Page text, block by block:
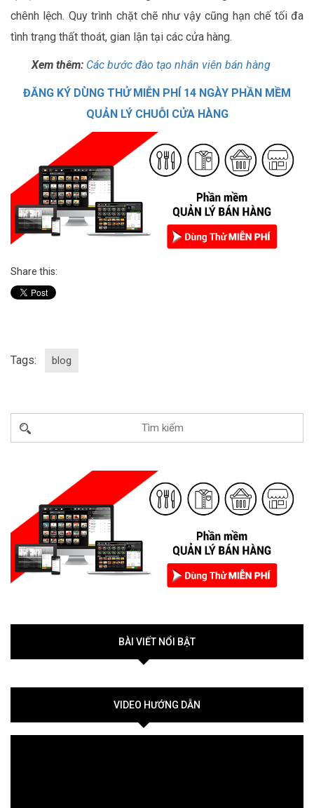
chênh lệch. Quy trình chặt chẽ như vậy cũng hạn chế tối đa
tình trạng thất thoát, gian lận tại các cửa hàng.
Xem thêm: Các bước đào tạo nhân viên bán hàng
ĐĂNG KÝ DÙNG THỬ MIỄN PHÍ 14 NGÀY PHẦN MỀM
QUẢN LÝ CHUỖI CỬA HÀNG
Share this:
Tags: blog
BÀI VIẾT NỔI BẬT
VIDEO HƯỚNG DẪN